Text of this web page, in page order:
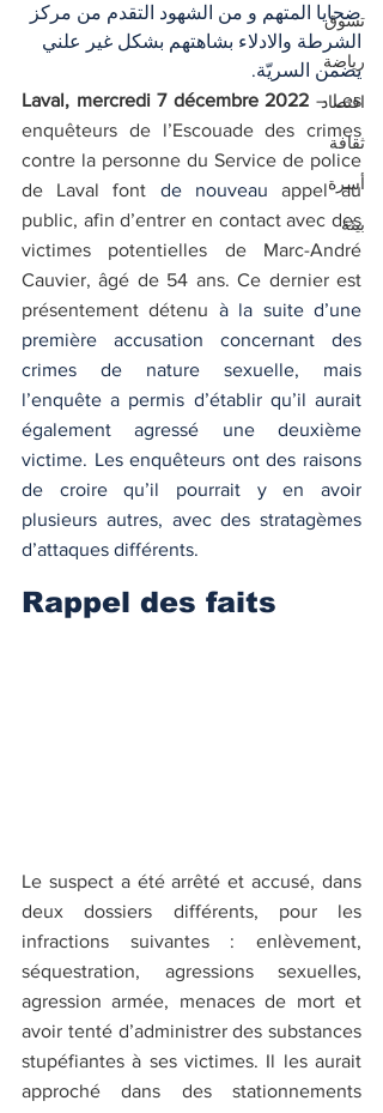
تسوق
رياضة
اقتصاد
ثقافة
أسرة
بيئة
ضحايا المتهم و من الشهود التقدم من مركز
الشرطة والادلاء بشاهتهم بشكل غير علني
يضمن السريّة.
Laval, mercredi 7 décembre 2022 – Les
enquêteurs de l’Escouade des crimes
contre la personne du Service de police
de Laval font de nouveau appel au
public, afin d’entrer en contact avec des
victimes potentielles de Marc-André
Cauvier, âgé de 54 ans. Ce dernier est
présentement détenu à la suite d’une
première accusation concernant des
crimes de nature sexuelle, mais
l’enquête a permis d’établir qu’il aurait
également agressé une deuxième
victime. Les enquêteurs ont des raisons
de croire qu’il pourrait y en avoir
plusieurs autres, avec des stratagèmes
d’attaques différents.
Rappel des faits
Le suspect a été arrêté et accusé, dans
deux dossiers différents, pour les
infractions suivantes : enlèvement,
séquestration, agressions sexuelles,
agression armée, menaces de mort et
avoir tenté d’administrer des substances
stupéfiantes à ses victimes. Il les aurait
approché dans des stationnements